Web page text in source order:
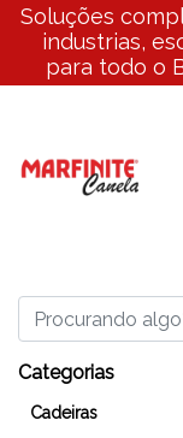
Soluções
industrias,
para todo o
Categorias
Cadeiras